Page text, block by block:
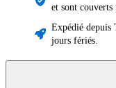
et sont couverts
Expédié depuis
jours fériés.